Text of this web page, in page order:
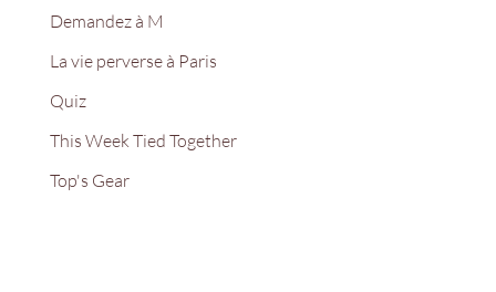
Demandez à M
La vie perverse à Paris
Quiz
This Week Tied Together
Top's Gear